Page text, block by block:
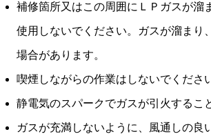
補修箇所又はこの周囲にＬＰガスが溜
使用しないでください。ガスが溜まり
場合があります。
喫煙しながらの作業はしないでくださ
静電気のスパークでガスが引火するこ
ガスが充満しないように、風通しの良